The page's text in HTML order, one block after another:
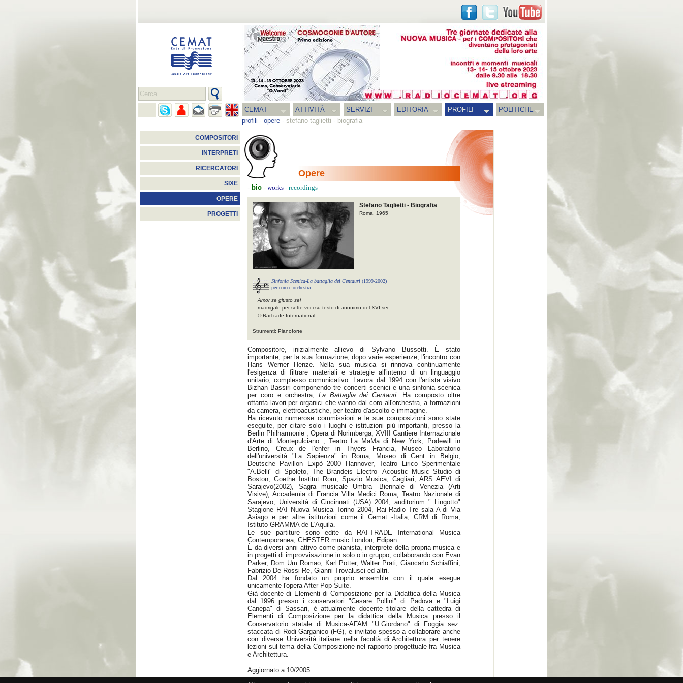
CEMAT ATTIVITÀ SERVIZI EDITORIA PROFILI
POLITICHE
profili - opere - stefano taglietti - biografia
COMPOSITORI
INTERPRETI
RICERCATORI
SIXE
OPERE
PROGETTI
Opere
- bio - works - recordings
Stefano Taglietti - Biografia
Roma, 1965
Sinfonia Scenica-La battaglia dei Centauri (1999-2002)
per coro e orchestra
Amor se giusto sei
madrigale per sette voci su testo di anonimo del XVI sec.
© RaiTrade International
Strumenti: Pianoforte
Compositore, inizialmente allievo di Sylvano Bussotti. È stato
importante, per la sua formazione, dopo varie esperienze, l'incontro con
Hans Werner Henze. Nella sua musica si rinnova continuamente
l'esigenza di filtrare materiali e strategie all'interno di un linguaggio
unitario, complesso comunicativo. Lavora dal 1994 con l'artista visivo
Bizhan Bassiri componendo tre concerti scenici e una sinfonia scenica
per coro e orchestra, La Battaglia dei Centauri. Ha composto oltre
ottanta lavori per organici che vanno dal coro all'orchestra, a formazioni
da camera, elettroacustiche, per teatro d'ascolto e immagine.
Ha ricevuto numerose commissioni e le sue composizioni sono state
eseguite, per citare solo i luoghi e istituzioni più importanti, presso la
Berlin Philharmonie , Opera di Norimberga, XVIII Cantiere Internazionale
d'Arte di Montepulciano , Teatro La MaMa di New York, Podewill in
Berlino, Creux de l'enfer in Thyers Francia, Museo Laboratorio
dell'università "La Sapienza" in Roma, Museo di Gent in Belgio,
Deutsche Pavillon Expò 2000 Hannover, Teatro Lirico Sperimentale
"A.Belli" di Spoleto, The Brandeis Electro- Acoustic Music Studio di
Boston, Goethe Institut Rom, Spazio Musica, Cagliari, ARS AEVI di
Sarajevo(2002), Sagra musicale Umbra -Biennale di Venezia (Arti
Visive); Accademia di Francia Villa Medici Roma, Teatro Nazionale di
Sarajevo, Università di Cincinnati (USA) 2004, auditorium " Lingotto"
Stagione RAI Nuova Musica Torino 2004, Rai Radio Tre sala A di Via
Asiago e per altre istituzioni come il Cemat -Italia, CRM di Roma,
Istituto GRAMMA de L'Aquila.
Le sue partiture sono edite da RAI-TRADE International Musica
Contemporanea, CHESTER music London, Edipan.
È da diversi anni attivo come pianista, interprete della propria musica e
in progetti di improvvisazione in solo o in gruppo, collaborando con Evan
Parker, Dom Um Romao, Karl Potter, Walter Prati, Giancarlo Schiaffini,
Fabrizio De Rossi Re, Gianni Trovalusci ed altri.
Dal 2004 ha fondato un proprio ensemble con il quale esegue
unicamente l'opera After Pop Suite.
Già docente di Elementi di Composizione per la Didattica della Musica
dal 1996 presso i conservatori "Cesare Pollini" di Padova e "Luigi
Canepa" di Sassari, è attualmente docente titolare della cattedra di
Elementi di Composizione per la didattica della Musica presso il
Conservatorio statale di Musica-AFAM "U.Giordano" di Foggia sez.
staccata di Rodi Garganico (FG), e invitato spesso a collaborare anche
con diverse Università italiane nella facoltà di Architettura per tenere
lezioni sul tema della Composizione nel rapporto progettuale fra Musica
e Architettura.
Aggiornato a 10/2005